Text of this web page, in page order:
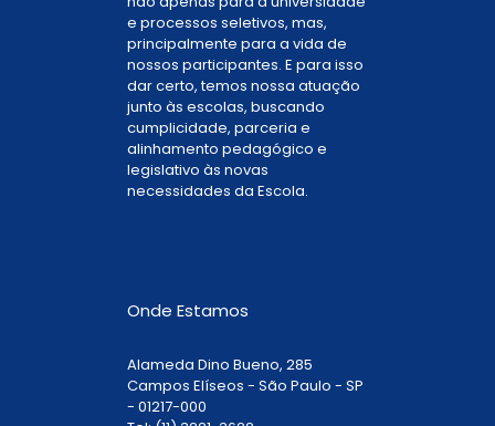
e processos seletivos, mas,
principalmente para a vida de
nossos participantes. E para isso
dar certo, temos nossa atuação
junto às escolas, buscando
cumplicidade, parceria e
alinhamento pedagógico e
legislativo às novas
necessidades da Escola.
Onde Estamos
Alameda Dino Bueno, 285
Campos Elíseos - São Paulo - SP
- 01217-000